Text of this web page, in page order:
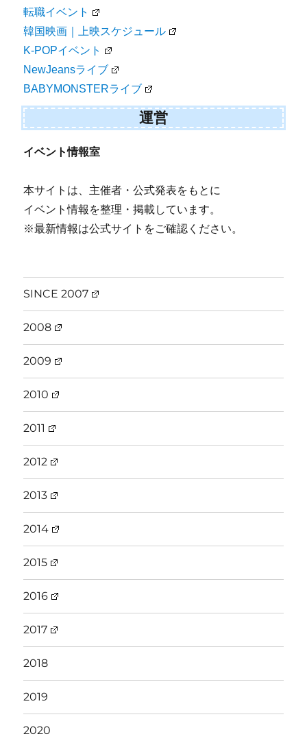
転職イベント
韓国映画｜上映スケジュール
K-POPイベント
NewJeansライブ
BABYMONSTERライブ
運営
イベント情報室
本サイトは、主催者・公式発表をもとに
イベント情報を整理・掲載しています。
※最新情報は公式サイトをご確認ください。
SINCE 2007
2008
2009
2010
2011
2012
2013
2014
2015
2016
2017
2018
2019
2020